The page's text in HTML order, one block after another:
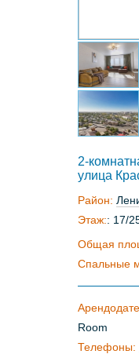
2-
улица
Район:
Этаж:: 17/
Общая
Спальные
Room
Телефоны: